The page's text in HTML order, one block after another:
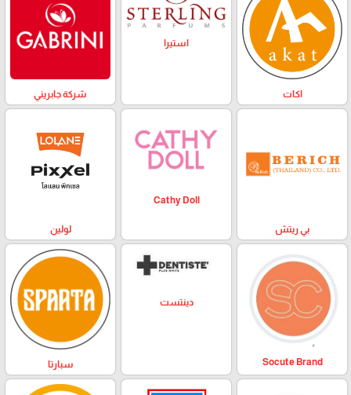
اكات
استيرا
شركة جابريني
بي ريتش
Cathy Doll
لولين
Socute Brand
دينتست
سبارتا